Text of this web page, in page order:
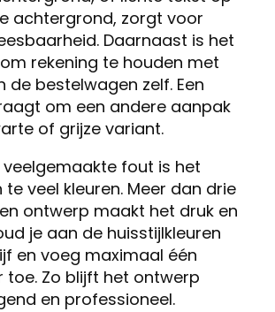
achtergrond, zorgt voor
Daarnaast is het
rekening te houden met
de bestelwagen zelf. Een
om een andere aanpak
of grijze variant.
veelgemaakte fout is het
te veel kleuren. Meer dan drie
ontwerp maakt het druk en
je aan de huisstijlkleuren
en voeg maximaal één
toe. Zo blijft het ontwerp
en professioneel.